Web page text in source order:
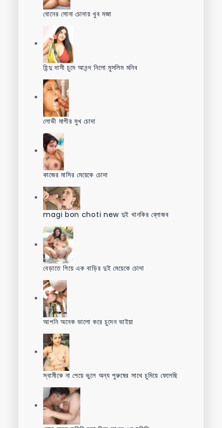
বোনের সোনা চোদায় খুব মজা
হিন্দু দাসী চুদে আনন্দ নিলো মুসলিম মনিব
লোভী মাগীর মুখ চোদা
কাজের মাসির মেয়েকে চোদা
magi bon choti new দুই খানকির ব্লোজব
বেড়াতে গিয়ে এক বাড়ির দুই মেয়েকে চোদা
আপনি অনেক ভালো করে চুদেন ভাইয়া
স্বামীকে না পেয়ে ভুলে অন্য পুরুষের সাথে চুদিয়ে ফেলেছি